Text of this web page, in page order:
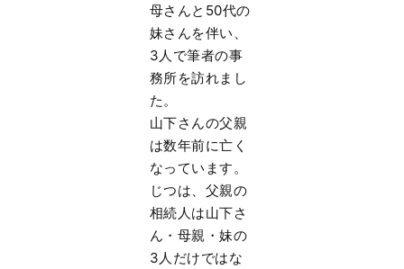
母さんと50代の
妹さんを伴い、
3人で筆者の事
務所を訪れまし
た。
山下さんの父親
は数年前に亡く
なっています。
じつは、父親の
相続人は山下さ
ん・母親・妹の
3人だけではな